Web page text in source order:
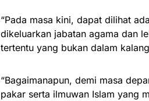
“Pada masa kini, dapat dilihat
dikeluarkan jabatan agama dan
tertentu yang bukan dalam
“Bagaimanapun, demi masa
pakar serta ilmuwan Islam yang